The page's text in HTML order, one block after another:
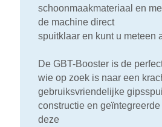
schoonmaakmateriaal en
de machine direct
spuitklaar en kunt u meteen
De GBT-Booster is de
wie op zoek is naar een
gebruiksvriendelijke
constructie en
deze